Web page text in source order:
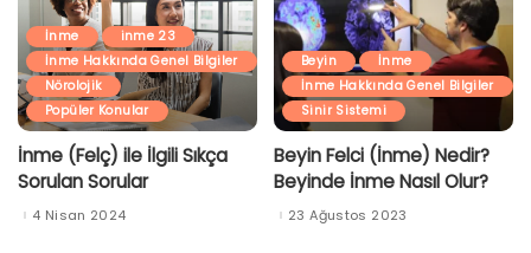
İnme
inme 23
İnme Hakkında Genel Bilgiler
Nörolojik
Popüler Konular
İnme (Felç) ile İlgili Sıkça
Sorulan Sorular
4 Nisan 2024
Beyin
İnme
İnme Hakkında Genel Bilgiler
Sinir Sistemi
Beyin Felci (İnme) Nedir?
Beyinde İnme Nasıl Olur?
23 Ağustos 2023